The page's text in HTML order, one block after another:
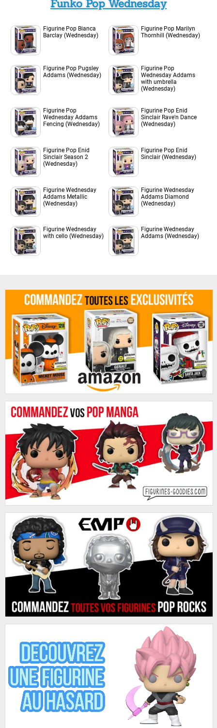
Funko Pop Wednesday
Figurine Pop Bianca
Barclay (Wednesday)
Figurine Pop Marilyn
Thornhill (Wednesday)
Figurine Pop Pugsley
Addams (Wednesday)
Figurine Pop
Wednesday Addams
with umbrella
(Wednesday)
Figurine Pop
Wednesday Addams
Fencing (Wednesday)
Figurine Pop Enid
Sinclair Rave'n Dance
(Wednesday)
Figurine Pop Enid
Sinclair Season 2
(Wednesday)
Figurine Pop Enid
Sinclair (Wednesday)
Figurine Wednesday
Addams Metallic
(Wednesday)
Figurine Wednesday
Addams Diamond
(Wednesday)
Figurine Wednesday
with cello (Wednesday)
Figurine Wednesday
Addams (Wednesday)